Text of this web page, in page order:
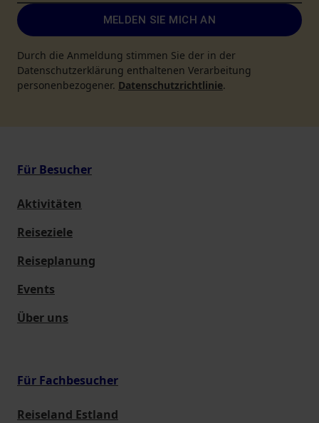
MELDEN SIE MICH AN
Durch die Anmeldung stimmen Sie der in der
Datenschutzerklärung enthaltenen Verarbeitung
personenbezogener. Datenschutzrichtlinie.
Für Besucher
Aktivitäten
Reiseziele
Reiseplanung
Events
Über uns
Für Fachbesucher
Reiseland Estland